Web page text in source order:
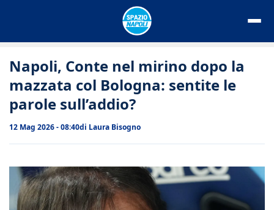
Napoli, Conte nel mirino dopo la
mazzata col Bologna: sentite le
parole sull’addio?
12 Mag 2026 - 08:40di Laura Bisogno